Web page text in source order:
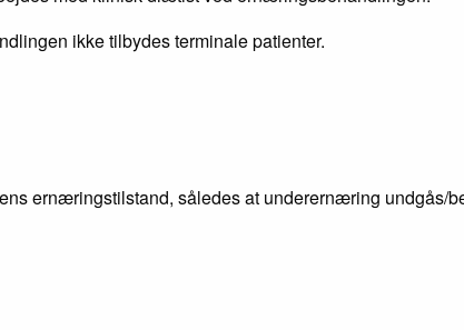
ikke tilbydes terminale patienter.
ernæringstilstand, således at underernæring undgås/